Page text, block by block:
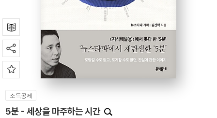
소득공제
5분 - 세상을 마주하는 시간